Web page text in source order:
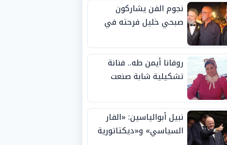
نجوم الفن يشاركون
صبحي خليل فرحته في
روفانا أيمن طه.. فنانة
تشكيلية شابة صنعت
الجوائز منذ الصغر
نبيل أبوالياسين: «الفار
السياسي» و«ديكتاتورية